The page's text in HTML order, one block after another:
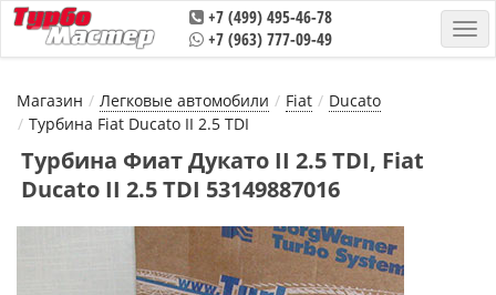
+7 (499) 495-46-78
+7 (963) 777-09-49
Магазин Легковые автомобили Fiat
Ducatо
Турбина Fiat Ducatо II 2.5 TDI
Турбина Фиат Дукато II 2.5 TDI, Fiat
Ducatо II 2.5 TDI 53149887016